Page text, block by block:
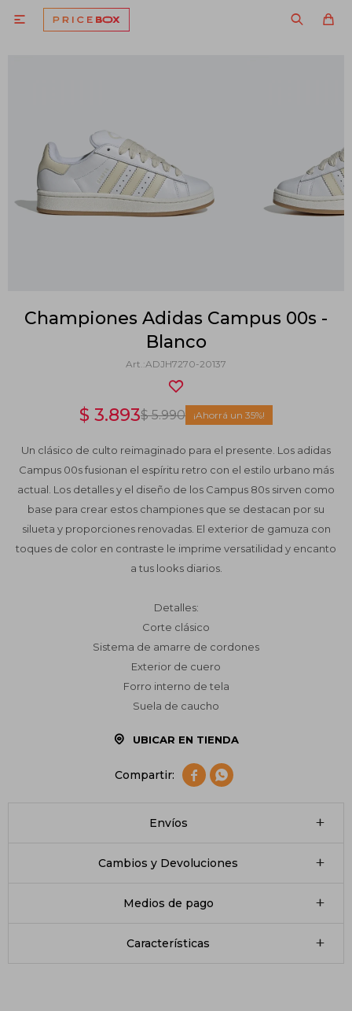

Championes Adidas Campus 00s -
Blanco
ADJH7270-20137
$ 3.893$ 5.990 35
Un clásico de culto reimaginado para el presente. Los adidas
Campus 00s fusionan el espíritu retro con el estilo urbano más
actual. Los detalles y el diseño de los Campus 80s sirven como
base para crear estos championes que se destacan por su
silueta y proporciones renovadas. El exterior de gamuza con
toques de color en contraste le imprime versatilidad y encanto
a tus looks diarios.
Detalles:
Corte clásico
Sistema de amarre de cordones
Exterior de cuero
Forro interno de tela
Suela de caucho
UBICAR EN TIENDA
 
Envíos
Cambios y Devoluciones
Medios de pago
Características